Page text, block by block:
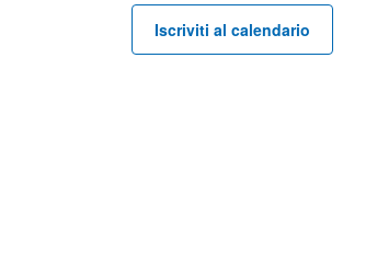
Iscriviti al calendario